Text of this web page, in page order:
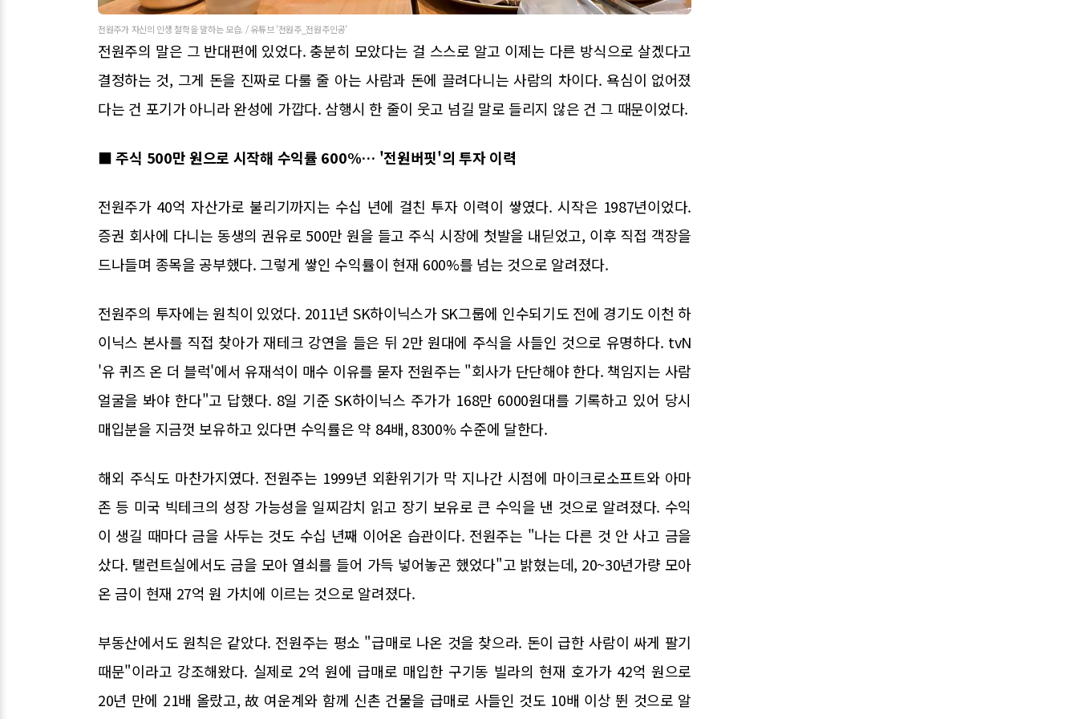
전원주가 자신의 인생 철학을 말하는 모습. / 유튜브 '전원주_전원주인공'
전원주의 말은 그 반대편에 있었다. 충분히 모았다는 걸 스스로 알고 이제는 다른 방식으로 살겠다고
결정하는 것, 그게 돈을 진짜로 다룰 줄 아는 사람과 돈에 끌려다니는 사람의 차이다. 욕심이 없어졌
다는 건 포기가 아니라 완성에 가깝다. 삼행시 한 줄이 웃고 넘길 말로 들리지 않은 건 그 때문이었다.
■ 주식 500만 원으로 시작해 수익률 600%… '전원버핏'의 투자 이력
전원주가 40억 자산가로 불리기까지는 수십 년에 걸친 투자 이력이 쌓였다. 시작은 1987년이었다.
증권 회사에 다니는 동생의 권유로 500만 원을 들고 주식 시장에 첫발을 내딛었고, 이후 직접 객장을
드나들며 종목을 공부했다. 그렇게 쌓인 수익률이 현재 600%를 넘는 것으로 알려졌다.
전원주의 투자에는 원칙이 있었다. 2011년 SK하이닉스가 SK그룹에 인수되기도 전에 경기도 이천 하
이닉스 본사를 직접 찾아가 재테크 강연을 들은 뒤 2만 원대에 주식을 사들인 것으로 유명하다. tvN
'유 퀴즈 온 더 블럭'에서 유재석이 매수 이유를 묻자 전원주는 "회사가 단단해야 한다. 책임지는 사람
얼굴을 봐야 한다"고 답했다. 8일 기준 SK하이닉스 주가가 168만 6000원대를 기록하고 있어 당시
매입분을 지금껏 보유하고 있다면 수익률은 약 84배, 8300% 수준에 달한다.
해외 주식도 마찬가지였다. 전원주는 1999년 외환위기가 막 지나간 시점에 마이크로소프트와 아마
존 등 미국 빅테크의 성장 가능성을 일찌감치 읽고 장기 보유로 큰 수익을 낸 것으로 알려졌다. 수익
이 생길 때마다 금을 사두는 것도 수십 년째 이어온 습관이다. 전원주는 "나는 다른 것 안 사고 금을
샀다. 탤런트실에서도 금을 모아 열쇠를 들어 가득 넣어놓곤 했었다"고 밝혔는데, 20~30년가량 모아
온 금이 현재 27억 원 가치에 이르는 것으로 알려졌다.
부동산에서도 원칙은 같았다. 전원주는 평소 "급매로 나온 것을 찾으라. 돈이 급한 사람이 싸게 팔기
때문"이라고 강조해왔다. 실제로 2억 원에 급매로 매입한 구기동 빌라의 현재 호가가 42억 원으로
20년 만에 21배 올랐고, 故 여운계와 함께 신촌 건물을 급매로 사들인 것도 10배 이상 뛴 것으로 알